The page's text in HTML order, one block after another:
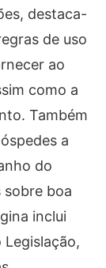
destaca-
de uso
ao
como a
Também
a
do
sobre boa
inclui